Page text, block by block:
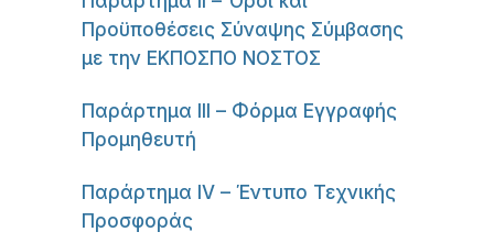
Προϋποθέσεις Σύναψης Σύμβασης
με την ΕΚΠΟΣΠΟ ΝΟΣΤΟΣ
Παράρτημα III – Φόρμα Εγγραφής
Προμηθευτή
Παράρτημα IV – Έντυπο Τεχνικής
Προσφοράς